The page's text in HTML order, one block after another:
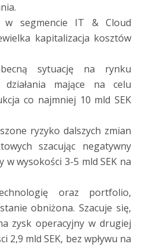
segmencie IT & Cloud
kapitalizacja kosztów
sytuację na rynku
działania mające na celu
co najmniej 10 mld SEK
ryzyko dalszych zmian
szacując negatywny
w wysokości 3-5 mld SEK na
oraz portfolio,
obniżona. Szacuje się,
zysk operacyjny w drugiej
2,9 mld SEK, bez wpływu na